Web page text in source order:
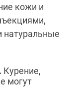
кожи и
натуральные
Курение,
могут